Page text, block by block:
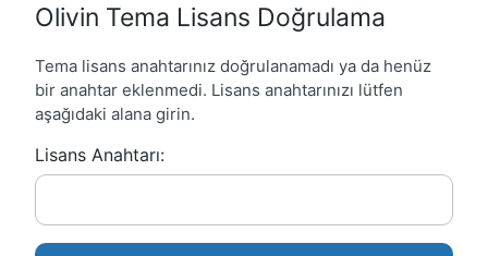
Olivin Tema Lisans Doğrulama
Tema lisans anahtarınız doğrulanamadı ya da henüz
bir anahtar eklenmedi. Lisans anahtarınızı lütfen
aşağıdaki alana girin.
Lisans Anahtarı: